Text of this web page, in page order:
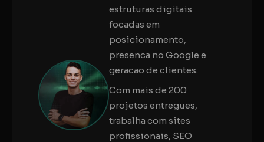
estruturas digitais
focadas em
posicionamento,
presenca no Google e
geracao de clientes.
Com mais de 200
projetos entregues,
trabalha com sites
profissionais, SEO